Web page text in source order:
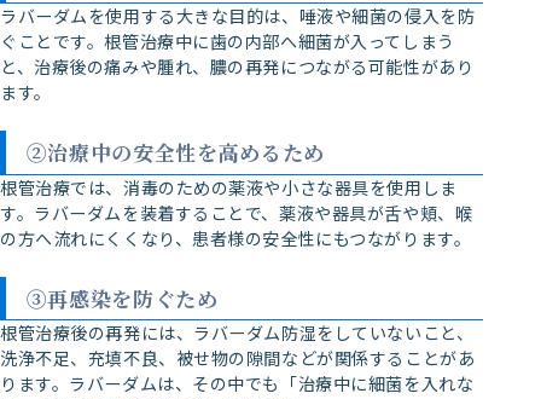
ラバーダムを使用する大きな目的は、唾液や細菌の侵入を防
ぐことです。根管治療中に歯の内部へ細菌が入ってしまう
と、治療後の痛みや腫れ、膿の再発につながる可能性があり
ます。
②治療中の安全性を高めるため
根管治療では、消毒のための薬液や小さな器具を使用しま
す。ラバーダムを装着することで、薬液や器具が舌や頬、喉
の方へ流れにくくなり、患者様の安全性にもつながります。
③再感染を防ぐため
根管治療後の再発には、ラバーダム防湿をしていないこと、
洗浄不足、充填不良、被せ物の隙間などが関係することがあ
ります。ラバーダムは、その中でも「治療中に細菌を入れな